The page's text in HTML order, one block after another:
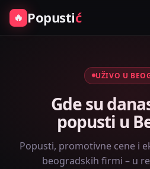
🔥 Popustić
UŽIVO U
Gde su
popusti u
Popusti, promotivne cene i
beogradskih firmi – u